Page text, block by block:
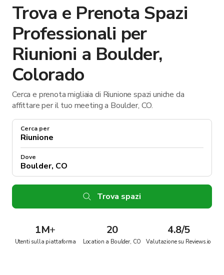
Trova e Prenota Spazi
Professionali per
Riunioni a Boulder,
Colorado
Cerca e prenota migliaia di Riunione spazi uniche da
affittare per il tuo meeting a Boulder, CO.
Cerca per
Dove
Trova spazi
1M+
Utenti sulla piattaforma
20
Location a Boulder, CO
4.8/5
Valutazione su Reviews.io